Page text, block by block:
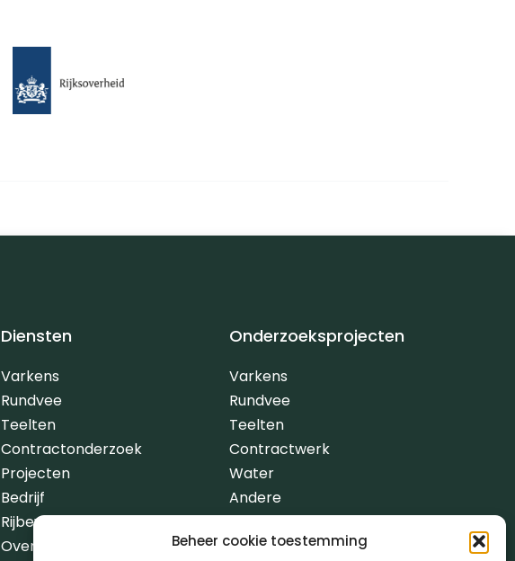
Beheer cookie toestemming
Diensten
Varkens
Rundvee
Teelten
Contractonderzoek
Projecten
Bedrijf
Rijbewijs G
Over ons
Onderzoeksprojecten
Varkens
Rundvee
Teelten
Contractwerk
Water
Andere